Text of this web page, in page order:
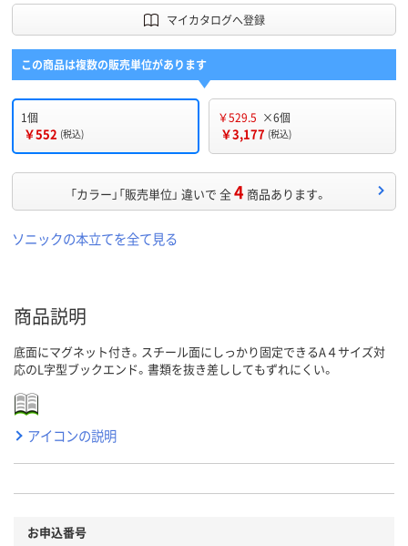
マイカタログへ登録
この商品は複数の販売単位があります
1個
￥552 (税込)
￥529.5 ×6個
￥3,177 (税込)
「カラー」「販売単位」 違いで 全4 商品あります。
ソニックの本立てを全て見る
商品説明
底面にマグネット付き。スチール面にしっかり固定できるA４サイズ対
応のL字型ブックエンド。書類を抜き差ししてもずれにくい。
アイコンの説明
お申込番号